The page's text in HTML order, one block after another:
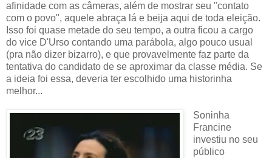
afinidade com as câmeras, além de mostrar seu "contato
com o povo", aquele abraça lá e beija aqui de toda eleição.
Isso foi quase metade do seu tempo, a outra ficou a cargo
do vice D'Urso contando uma parábola, algo pouco usual
(pra não dizer bizarro), e que provavelmente faz parte da
tentativa do candidato de se aproximar da classe média. Se
a ideia foi essa, deveria ter escolhido uma historinha
melhor...
Soninha
Francine
investiu no seu
público